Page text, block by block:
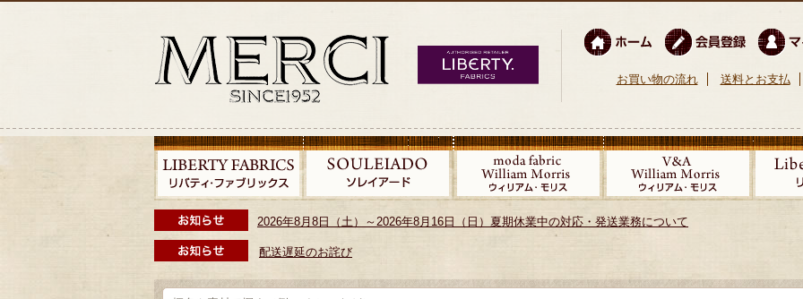
お買い物の流れ 送料とお支払
2026年8月8日（土）～2026年8月16日（日）夏期休業中の対応・発送業務について
配送遅延のお詫び